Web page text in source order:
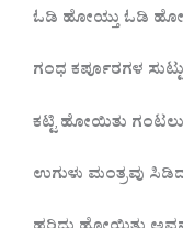
ಓಡಿ ಹೋಯ್ತುಓಡಿ
ಗಂಧ ಕರ್ಪೂರಗಳ ಸುಟ್ಟು
ಕಟ್ಟಿ ಹೋಯಿತು
ಉಗುಳು ಮಂತ್ರವು